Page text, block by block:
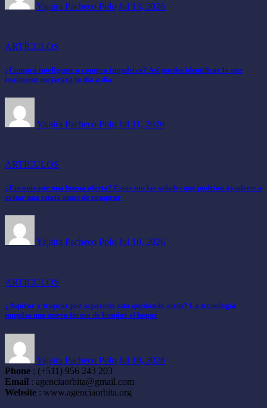
Yajaira Pacheco Polo Jul 13, 2026
ARTÍCULOS
¿Compra inteligente o compra impulsiva? Así puedes identificar lo que
realmente mejorará tu día a día
Yajaira Pacheco Polo Jul 11, 2026
ARTÍCULOS
¿Encontraste una buena oferta? Estas son las señales que podrían ayudarte a
evitar una estafa antes de comprar
Yajaira Pacheco Polo Jul 10, 2026
ARTÍCULOS
¿Aspirar y trapear por separado está quedando atrás? La tecnología
impulsa una nueva forma de limpiar el hogar
Yajaira Pacheco Polo Jul 10, 2026
Phone : (+511) 956 243 203
Email : agenciaorbita@gmail.com
Website : www.agenciaorbita.org